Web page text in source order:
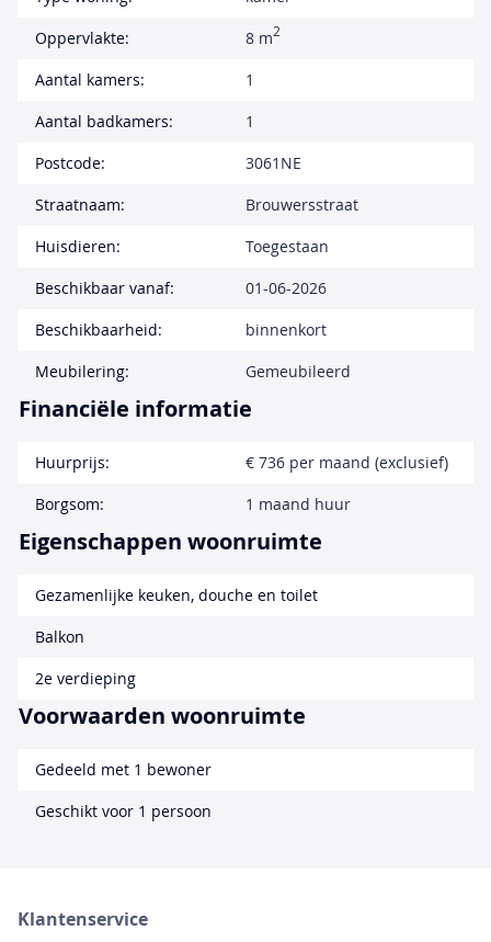
Oppervlakte:
8 m2
Aantal kamers:
1
Aantal badkamers:
1
Postcode:
3061NE
Straatnaam:
Brouwersstraat
Huisdieren:
Toegestaan
Beschikbaar vanaf:
01-06-2026
Beschikbaarheid:
binnenkort
Meubilering:
Gemeubileerd
Financiële informatie
Huurprijs:
€ 736 per maand (exclusief)
Borgsom:
1 maand huur
Eigenschappen woonruimte
Gezamenlijke keuken, douche en toilet
Balkon
2e verdieping
Voorwaarden woonruimte
Gedeeld met 1 bewoner
Geschikt voor 1 persoon
Klantenservice